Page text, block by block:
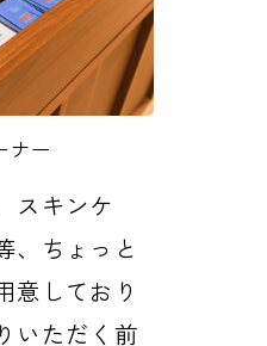
ナー
スキンケ
、ちょっと
意しており
いただく前